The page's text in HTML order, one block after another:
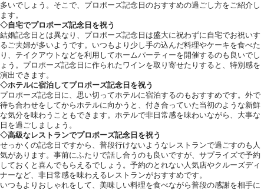
多いでしょう。そこで、プロポーズ記念日のおすすめの過ごし方をご紹介し
ます。
◇自宅でプロポーズ記念日を祝う
結婚記念日とは異なり、プロポーズ記念日は盛大に祝わずに自宅でお祝いす
るご夫婦が多いようです。いつもより少し手の込んだ料理やケーキを食べた
り、テイクアウトなどを利用してホームパーティーを開催するのも良いでし
ょう。プロポーズ記念日に作られたワインを取り寄せたりすると、特別感を
演出できます。
◇ホテルに宿泊してプロポーズ記念日を祝う
プロポーズ記念日に、思い切ってホテルに宿泊するのもおすすめです。外で
待ち合わせをしてからホテルに向かうと、付き合っていた当初のような新鮮
な気分を味わうこともできます。ホテルで非日常感を味わいながら、大事な
日を過ごしましょう。
◇高級なレストランでプロポーズ記念日を祝う
せっかくの記念日ですから、普段行けないようなレストランで過ごすのも人
気があります。事前にふたりで話し合うのも良いですが、サプライズで予約
しておくと喜んでもらえるでしょう。予約のとれない人気店やクルーズディ
ナーなど、非日常感を味わえるレストランがおすすめです。
いつもよりおしゃれをして、美味しい料理を食べながら普段の感謝を相手に